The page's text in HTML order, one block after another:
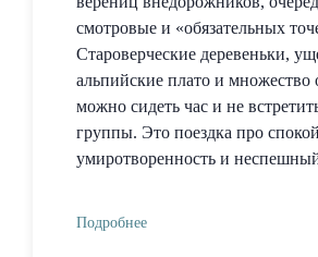
смотровые и «обязательных
Староверческие деревеньки,
альпийские плато и множество
можно сидеть час и не
группы. Это поездка про
умиротворенность и
Подробнее